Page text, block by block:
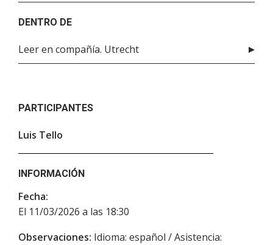
DENTRO DE
Leer en compañía. Utrecht
PARTICIPANTES
Luis Tello
INFORMACIÓN
Fecha:
El 11/03/2026 a las 18:30
Observaciones: Idioma: español / Asistencia: